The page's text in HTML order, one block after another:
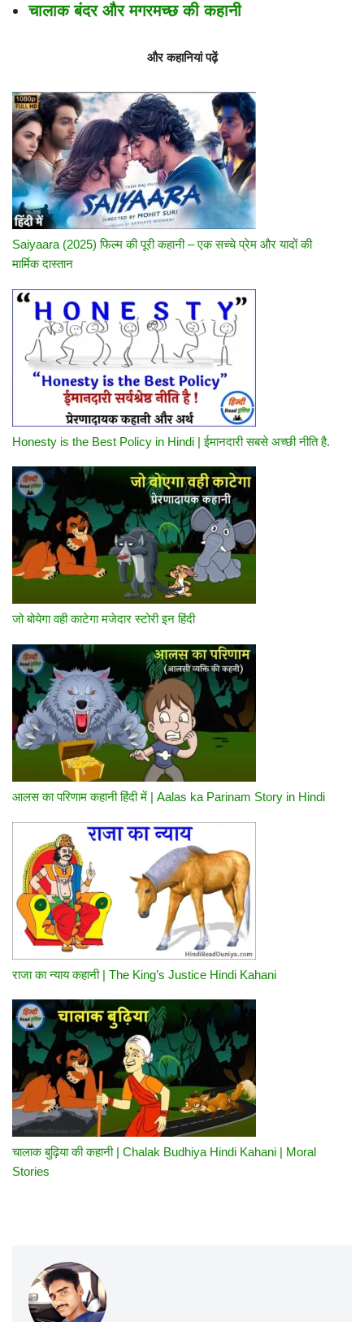
चालाक बंदर और मगरमच्छ की कहानी
और कहानियां पढ़ें
Saiyaara (2025) फिल्म की पूरी कहानी – एक सच्चे प्रेम और यादों की
मार्मिक दास्तान
Honesty is the Best Policy in Hindi | ईमानदारी सबसे अच्छी नीति है.
जो बोयेगा वही काटेगा मजेदार स्टोरी इन हिंदी
आलस का परिणाम कहानी हिंदी में | Aalas ka Parinam Story in Hindi
राजा का न्याय कहानी | The King’s Justice Hindi Kahani
चालाक बुढ़िया की कहानी | Chalak Budhiya Hindi Kahani | Moral
Stories